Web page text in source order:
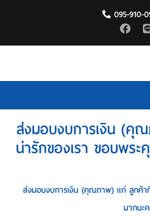
095-910-
ส่งมอบงบการเงิน (คุ
น่ารักของเรา ขอบพร
ส่งมอบงบการเงิน (คุณภาพ) แก่ ลูกค้า
มากนะ